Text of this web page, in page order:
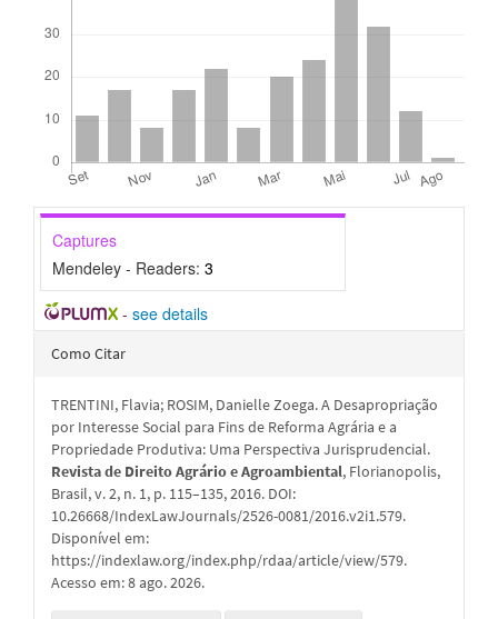
Captures
Mendeley - Readers: 3
- see details
Detalhes
artigo
Como Citar
TRENTINI, Flavia; ROSIM, Danielle Zoega. A Desapropriação
por Interesse Social para Fins de Reforma Agrária e a
Propriedade Produtiva: Uma Perspectiva Jurisprudencial.
Revista de Direito Agrário e Agroambiental, Florianopolis,
Brasil, v. 2, n. 1, p. 115–135, 2016. DOI:
10.26668/IndexLawJournals/2526-0081/2016.v2i1.579.
Disponível em:
https://indexlaw.org/index.php/rdaa/article/view/579.
Acesso em: 8 ago. 2026.